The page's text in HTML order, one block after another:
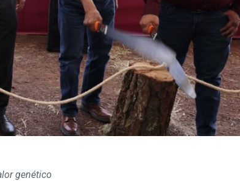
genético